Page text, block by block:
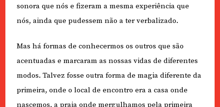
sonora que nós e fizeram a mesma experiência que
nós, ainda que pudessem não a ter verbalizado.
Mas há formas de conhecermos os outros que são
acentuadas e marcaram as nossas vidas de diferentes
modos. Talvez fosse outra forma de magia diferente da
primeira, onde o local de encontro era a casa onde
nascemos, a praia onde mergulhamos pela primeira